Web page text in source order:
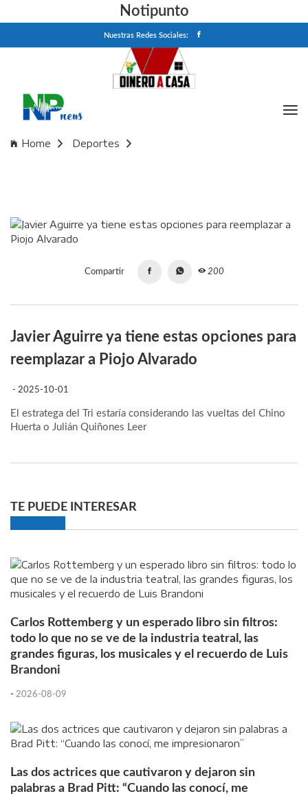
Notipunto
Nuestras Redes Sociales:
Home
Deportes
Compartir 200
Javier Aguirre ya tiene estas opciones para
reemplazar a Piojo Alvarado
- 2025-10-01
El estratega del Tri estaría considerando las vueltas del Chino
Huerta o Julián Quiñones Leer
TE PUEDE INTERESAR
Carlos Rottemberg y un esperado libro sin filtros:
todo lo que no se ve de la industria teatral, las
grandes figuras, los musicales y el recuerdo de Luis
Brandoni
- 2026-08-09
Las dos actrices que cautivaron y dejaron sin
palabras a Brad Pitt: “Cuando las conocí, me